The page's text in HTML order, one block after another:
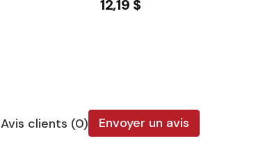
12,19 $
Avis clients (0) Envoyer un avis